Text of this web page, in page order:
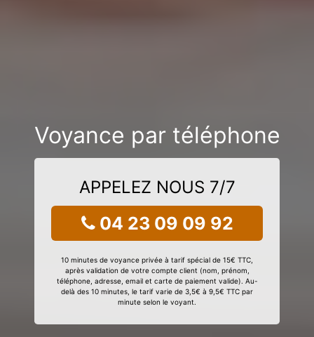
Voyance par téléphone
APPELEZ NOUS 7/7
04 23 09 09 92
10 minutes de voyance privée à tarif spécial de 15€ TTC,
après validation de votre compte client (nom, prénom,
téléphone, adresse, email et carte de paiement valide). Au-
delà des 10 minutes, le tarif varie de 3,5€ à 9,5€ TTC par
minute selon le voyant.